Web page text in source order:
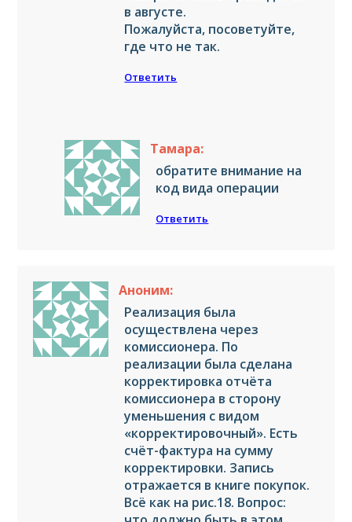
в августе.
Пожалуйста, посоветуйте,
где что не так.
Ответить
Тамара:
обратите внимание на
код вида операции
Ответить
Аноним:
Реализация была
осуществлена через
комиссионера. По
реализации была сделана
корректировка отчёта
комиссионера в сторону
уменьшения с видом
«корректировочный». Есть
счёт-фактура на сумму
корректировки. Запись
отражается в книге покупок.
Всё как на рис.18. Вопрос: